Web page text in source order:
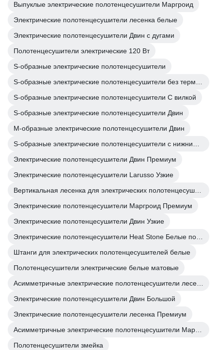
Выпуклые электрические полотенцесушители Маргроид
Электрические полотенцесушители лесенка белые
Электрические полотенцесушители Двин с дугами
Полотенцесушители электрические 120 Вт
S-образные электрические полотенцесушители
S-образные электрические полотенцесушители С вилкой
S-образные электрические полотенцесушители Двин
М-образные электрические полотенцесушители Двин
Электрические полотенцесушители Двин Премиум
Электрические полотенцесушители Larusso Узкие
Электрические полотенцесушители Маргроид Премиум
Электрические полотенцесушители Двин Узкие
Штанги для электрических полотенцесушителей белые
Полотенцесушители электрические белые матовые
Электрические полотенцесушители Двин Большой
Электрические полотенцесушители лесенка Премиум
Полотенцесушители змейка